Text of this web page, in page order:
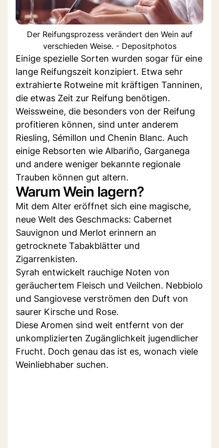
Der Reifungsprozess verändert den Wein auf
verschieden Weise. - Depositphotos
Einige spezielle Sorten wurden sogar für eine
lange Reifungszeit konzipiert. Etwa sehr
extrahierte Rotweine mit kräftigen Tanninen,
die etwas Zeit zur Reifung benötigen.
Weissweine, die besonders von der Reifung
profitieren können, sind unter anderem
Riesling, Sémillon und Chenin Blanc. Auch
einige Rebsorten wie Albariño, Garganega
und andere weniger bekannte regionale
Trauben können gut altern.
Warum Wein lagern?
Mit dem Alter eröffnet sich eine magische,
neue Welt des Geschmacks: Cabernet
Sauvignon und Merlot erinnern an
getrocknete Tabakblätter und
Zigarrenkisten.
Syrah entwickelt rauchige Noten von
geräuchertem Fleisch und Veilchen. Nebbiolo
und Sangiovese verströmen den Duft von
saurer Kirsche und Rose.
Diese Aromen sind weit entfernt von der
unkomplizierten Zugänglichkeit jugendlicher
Frucht. Doch genau das ist es, wonach viele
Weinliebhaber suchen.